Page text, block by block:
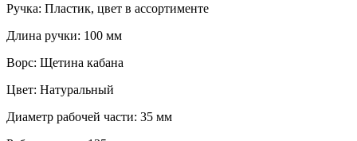
Ручка: Пластик, цвет в ассортименте
Длина ручки: 100 мм
Ворс: Щетина кабана
Цвет: Натуральный
Диаметр рабочей части: 35 мм